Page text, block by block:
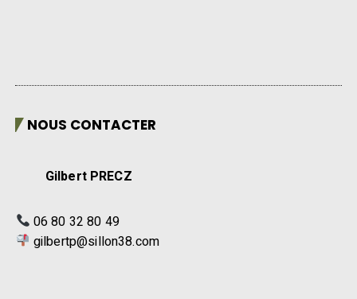
NOUS CONTACTER
Gilbert PRECZ
06 80 32 80 49
gilbertp@sillon38.com